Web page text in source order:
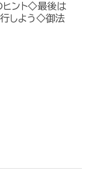
ヒント◇最後は
行しよう◇御法